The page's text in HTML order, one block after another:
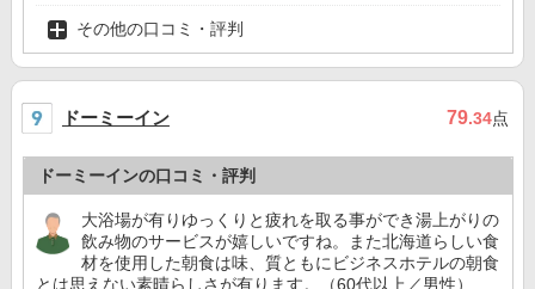
その他の口コミ・評判
ドーミーイン 79.34点
ドーミーインの口コミ・評判
大浴場が有りゆっくりと疲れを取る事ができ湯上がりの
飲み物のサービスが嬉しいですね。また北海道らしい食
材を使用した朝食は味、質ともにビジネスホテルの朝食
とは思えない素晴らしさが有ります。（60代以上／男性）